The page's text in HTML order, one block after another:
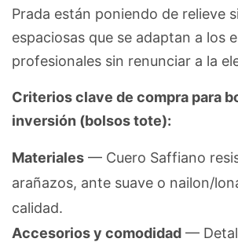
Prada están poniendo de relieve
espaciosas que se adaptan a los
profesionales sin renunciar a la
Criterios clave de compra para
inversión (bolsos tote):
Materiales — Cuero Saffiano
arañazos, ante suave o nailon/
calidad.
Accesorios y comodidad —